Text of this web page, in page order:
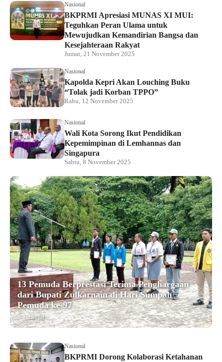
Nasional
BKPRMI Apresiasi MUNAS XI MUI:
Teguhkan Peran Ulama untuk
Mewujudkan Kemandirian Bangsa dan
Kesejahteraan Rakyat
Jumat, 21 November 2025
Nasional
Kapolda Kepri Akan Louching Buku
“Tolak jadi Korban TPPO”
Rabu, 12 November 2025
Nasional
Wali Kota Sorong Ikut Pendidikan
Kepemimpinan di Lemhannas dan
Singapura
Sabtu, 8 November 2025
13 Pemuda Berprestasi Terima Penghargaan
dari Bupati Zulkarnain di Hari Sumpah
Pemuda ke-97
9 bulan lalu
Nasional
BKPRMI Dorong Kolaborasi Ketahanan